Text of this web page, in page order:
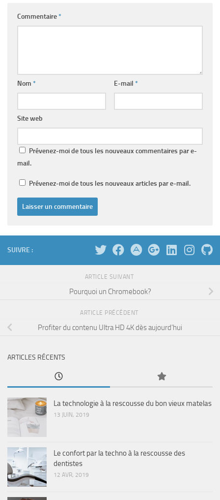
Commentaire*
Nom * E-mail *
Site web
Prévenez-moi de tous les nouveaux commentaires par e-
mail.
Prévenez-moi de tous les nouveaux articles par e-mail.
SUIVRE :
ARTICLE SUIVANT
Pourquoi un Chromebook?
ARTICLE PRÉCÉDENT
Profiter du contenu Ultra HD 4K dès aujourd’hui
ARTICLES RÉCENTS
La technologie à la rescousse du bon vieux matelas
13 JUIN, 2019
Le confort par la techno à la rescousse des
dentistes
12 AVR, 2019